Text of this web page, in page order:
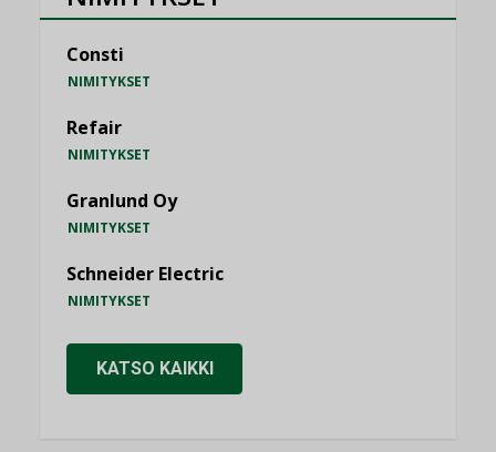
Consti
NIMITYKSET
Refair
NIMITYKSET
Granlund Oy
NIMITYKSET
Schneider Electric
NIMITYKSET
KATSO KAIKKI